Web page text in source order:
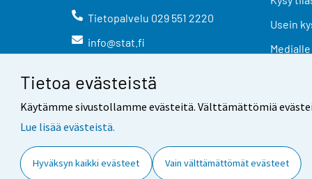
Tietoa evästeistä
Käytämme sivustollamme evästeitä. Välttämättömiä
Lue lisää evästeistä.
Hyväksyn kaikki evästeet Vain välttämättömät evästeet
Tietopalvelu 029 551 2220
info@stat.fi
Usein
Medialle
Yhteystiedot Palaute